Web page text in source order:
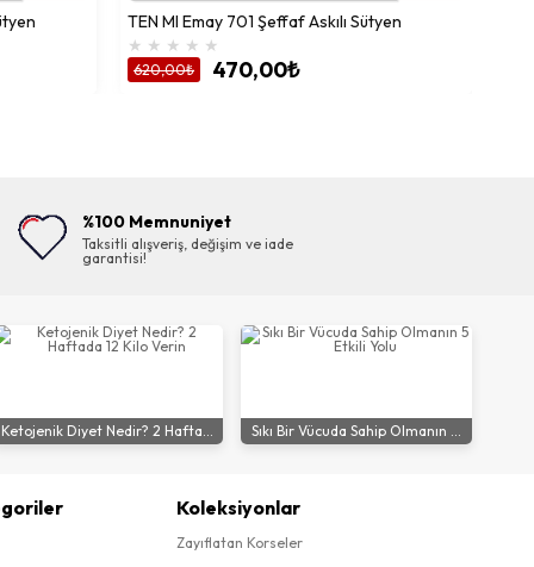
TEN MI Emay 701 Şeffaf Askılı Sütyen
★ ★ ★ ★ ★
470,00₺
620,00₺
%100 Memnuniyet
Taksitli alışveriş, değişim ve iade
garantisi!
Ketojenik Diyet Nedir? 2 Hafta... Sıkı Bir Vücuda Sahip Olmanın ...
Koleksiyonlar
Zayıflatan Korseler